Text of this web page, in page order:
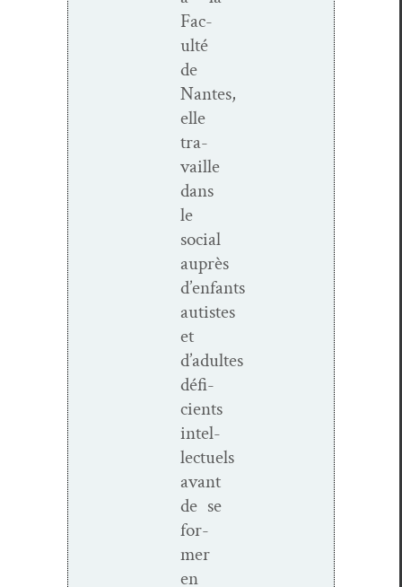
Fac­
ulté
de
Nantes,
elle
tra­
vaille
dans
le
social
auprès
d’enfants
autistes
et
d’adultes
défi­
cients
intel­
lectuels
avant
de se
for­
mer
en